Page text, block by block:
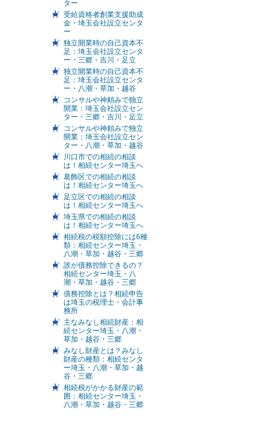
ター
受給資格者創業支援助成
金・埼玉会社設立センタ
ー
独立開業時の自己資本不
足：埼玉会社設立センタ
ー・三郷・吉川・足立
独立開業時の自己資本不
足：埼玉会社設立センタ
ー・八潮・草加・越谷
コンサルや神頼みで独立
開業：埼玉会社設立セン
ター・三郷・吉川・足立
コンサルや神頼みで独立
開業：埼玉会社設立セン
ター・八潮・草加・越谷
川口市での相続の相談
は！相続センター埼玉へ
葛飾区での相続の相談
は！相続センター埼玉へ
足立区での相続の相談
は！相続センター埼玉へ
埼玉県での相続の相談
は！相続センター埼玉へ
相続税の税額控除には6種
類：相続センター埼玉・
八潮・草加・越谷・三郷
誰が債務控除できるの？
相続センター埼玉・八
潮・草加・越谷・三郷
債務控除とは？相続申告
は埼玉の税理士・会計事
務所
主なみなし相続財産：相
続センター埼玉・八潮・
草加・越谷・三郷
みなし財産とは？みなし
財産の種類：相続センタ
ー埼玉・八潮・草加・越
谷・三郷
相続税がかかる財産の範
囲：相続センター埼玉・
八潮・草加・越谷・三郷